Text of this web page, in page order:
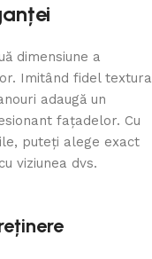
dimensiune a
Imitând fidel textura
adaugă un
fațadelor. Cu
puteți alege exact
viziunea dvs.